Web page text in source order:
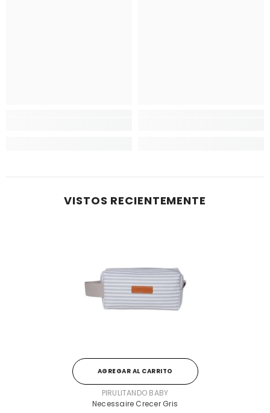
VISTOS RECIENTEMENTE
AGREGAR AL CARRITO
PROVEEDOR:PIRULITANDO BABY
Necessaire Crecer Gris